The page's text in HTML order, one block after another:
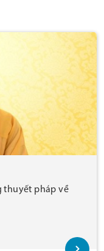
thuyết pháp về